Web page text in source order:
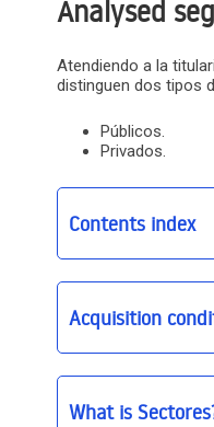
Analysed
Atendiendo a la
distinguen dos tipos
Públicos.
Privados.
Contents index
Acquisition
What is